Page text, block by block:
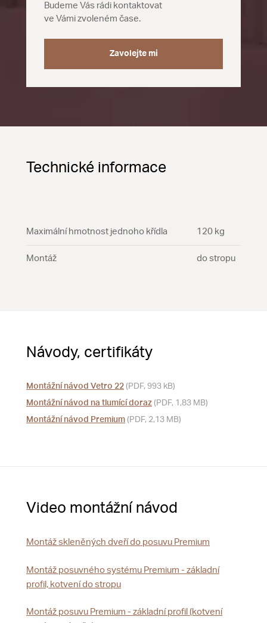
Budeme Vás rádi kontaktovat
ve Vámi zvoleném čase.
Zavolejte mi
Technické informace
Maximální hmotnost jednoho křídla 120 kg
Montáž do stropu
Návody, certifikáty
Montážní návod Vetro 22 (PDF, 993 kB)
Montážní návod na tlumící doraz (PDF, 1,83 MB)
Montážní návod Premium (PDF, 2,13 MB)
Video montážní návod
Montáž skleněných dveří do posuvu Premium
Montáž posuvného systému Premium - základní
profil, kotvení do stropu
Montáž posuvu Premium - základní profil (kotvení